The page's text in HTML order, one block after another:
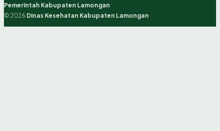
Pemerintah Kabupaten Lamongan
© 2026 Dinas Kesehatan Kabupaten Lamongan